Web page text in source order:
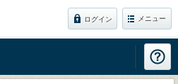
ログイン メニュー